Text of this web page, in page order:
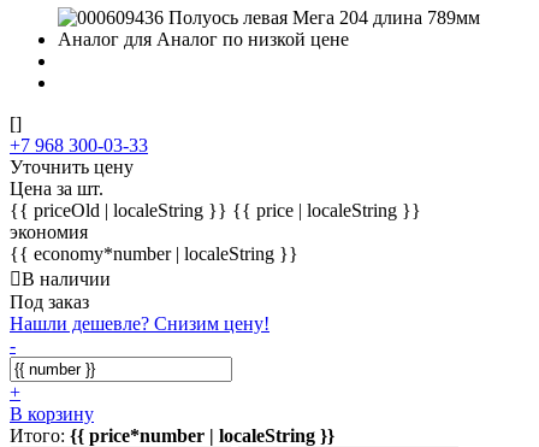
[]
+7 968 300-03-33
Уточнить цену
Цена за шт.
{{ priceOld | localeString }} {{ price | localeString }}
экономия
{{ economy*number | localeString }}
В наличии
Под заказ
Нашли дешевле? Снизим цену!
-
+
В корзину
Итого: {{ price*number | localeString }}